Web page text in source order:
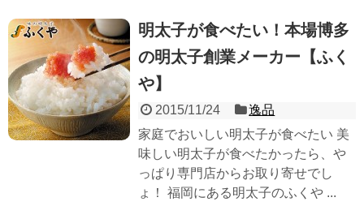
明太子が食べたい！本場博多
の明太子創業メーカー【ふく
や】
2015/11/24
逸品
家庭でおいしい明太子が食べたい 美
味しい明太子が食べたかったら、や
っぱり専門店からお取り寄せでし
ょ！ 福岡にある明太子のふくや ...